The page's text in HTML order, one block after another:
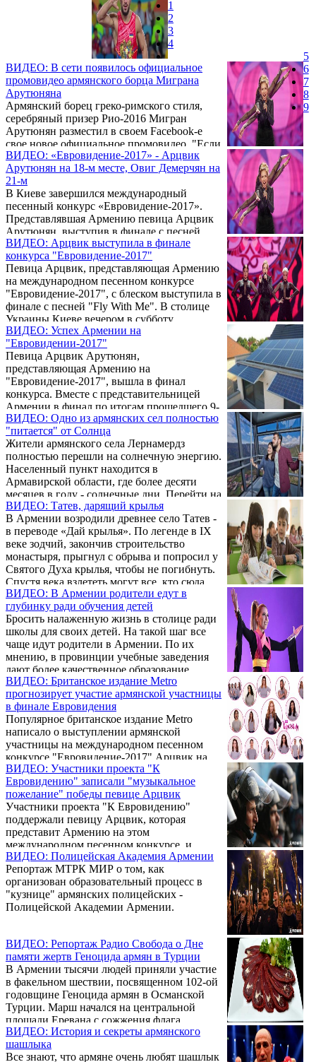
ВИДЕО: В сети появилось официальное
промовидео армянского борца Миграна
Арутюняна
Армянский борец греко-римского стиля,
серебряный призер Рио-2016 Мигран
Арутюнян разместил в своем Facebook-e
свое новое официальное промовидео. "Если
я ставлю себе цель, я просто встаю и иду за
ней. Что бы не случилось, что бы люди не
говорили, я готов пройти через все, потому
что я верю, потому что я люблю свою
работу, потому что для меня победа очень
важен, потому что я прихожу, я вижу и я
побеждаю", - гласит текстовка к
видеоролику.
ВИДЕО: «Евровидение-2017» - Арцвик
Арутюнян на 18-м месте, Овиг Демерчян на
21-м
В Киеве завершился международный
песенный конкурс «Евровидение-2017».
Представлявшая Армению певица Арцвик
Арутюнян, выступив в финале с песней
«Fly With Me», по итогам голосования
профессионального жюри и зрительского
голосования заняла 18-е место, получив 58
баллов от профессионального жюри и всего
21 от зрителей.
ВИДЕО: Арцвик выступила в финале
конкурса "Евровидение-2017"
Певица Арцвик, представляющая Армению
на международном песенном конкурсе
"Евровидение-2017", с блеском выступила в
финале с песней "Fly With Me". В столице
Украины Киеве вечером в субботу
стартовал финал конкурса
"Евровидение-2017", на котором Арцвик
выступила под номером 5. В ходе
выступления певицы на LED-экранах были
показаны армянский орнамент и
символика, связанная с птицами. Вместе с
Арцвик на сцену вышли две танцовщицы,
танец которых был стилизован под полет
птиц. Армянская участница успешно ...
ВИДЕО: Успех Армении на
"Евровидении-2017"
Певица Арцвик Арутюнян,
представляющая Армению на
"Евровидение-2017", вышла в финал
конкурса. Вместе с представительницей
Армении в финал по итогам прошедшего 9-
го мая в Киеве первого полуфинала вышли
еще девять стран – Молдова, Азербайджан,
Греция, Швеция, Португалия, Польша,
Армения, Австралия, Кипр (представитель -
Овиг Демерчян) и Бельгия. В ходе
выступления Арцвик, которая исполнила
песню Fly With Me, на LED-экранах были
показаны армянский орнамент и
символика, связанная с птицами. Вместе с
...
ВИДЕО: Одно из армянских сел полностью
"питается" от Солнца
Жители армянского села Лернамердз
полностью перешли на солнечную энергию.
Населенный пункт находится в
Армавирской области, где более десяти
месяцев в году - солнечные дни. Перейти на
альтернативный источник энергии
оказалось выгоднее, чем проводить газ.
Репортаж МТРК МИР.
ВИДЕО: Татев, дарящий крылья
В Армении возродили древнее село Татев -
в переводе «Дай крылья». По легенде в IX
веке зодчий, закончив строительство
монастыря, прыгнул с обрыва и попросил у
Святого Духа крылья, чтобы не погибнуть.
Спустя века взлететь могут все, кто сюда
приезжают. Теперь, чтобы парить над
Воротанским ущельем, достаточно сесть в
«воздушный трамвайчик». Репортаж МТРК
МИР.
ВИДЕО: В Армении родители едут в
глубинку ради обучения детей
Бросить налаженную жизнь в столице ради
школы для своих детей. На такой шаг все
чаще идут родители в Армении. По их
мнению, в провинции учебные заведения
дают более качественное образование.
Репортаж МТРК МИР.
ВИДЕО: Британское издание Metro
прогнозирует участие армянской участницы
в финале Евровидения
Популярное британское издание Metro
написало о выступлении армянской
участницы на международном песенном
конкурсе "Евровидение-2017" Арцвик на
первом дне репетиции к конкурсу.
"Армении сделала большой шаг вперед
своим выступлением на первом дне
репетиции к конкурсу", - говорится в
издании. Отмечается, что песня армянской
участницы имеет все шансы пройти первый
отборочный тур.
ВИДЕО: Участники проекта "К
Евровидению" записали "музыкальное
пожелание" победы певице Арцвик
Участники проекта "К Евровидению"
поддержали певицу Арцвик, которая
представит Армению на этом
международном песенном конкурсе, и
пожелали ей победы. В декабре прошлого
года Арцвик получила наивысшую оценку
всеармянского жюри и наибольшее число
SMS-сообщений телезрителей, став
победительницей национального
телевидения Армении, участники проекта
представили оригинальную кавер-версию
песни "Fly with me", с которой Арцвик ...
ВИДЕО: Полицейская Академия Армении
Репортаж МТРК МИР о том, как
организован образовательный процесс в
"кузнице" армянских полицейских -
Полицейской Академии Армении.
ВИДЕО: Репортаж Радио Свобода о Дне
памяти жертв Геноцида армян в Турции
В Армении тысячи людей приняли участие
в факельном шествии, посвященном 102-ой
годовщине Геноцида армян в Османской
Турции. Марш начался на центральной
площади Еревана с сожжения флага
Турции, которая категорически
отказывается признать факт геноцида,
утверждая, что сотни тысяч армян погибли
ВИДЕО: История и секреты армянского
шашлыка
Все знают, что армяне очень любят шашлык
1
2
3
4
5
6
7
8
9